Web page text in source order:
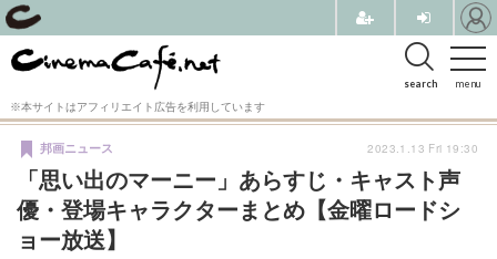
menu
search
※本サイトはアフィリエイト広告を利用しています
「思い出のマーニー」あらすじ・キャスト声
優・登場キャラクターまとめ【金曜ロードシ
ョー放送】
邦画ニュース 2023.1.13 Fri 19:30